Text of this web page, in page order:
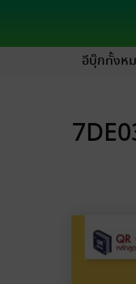
อีบุ๊กทั้งห